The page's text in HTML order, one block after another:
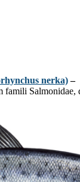
nerka)–
famili